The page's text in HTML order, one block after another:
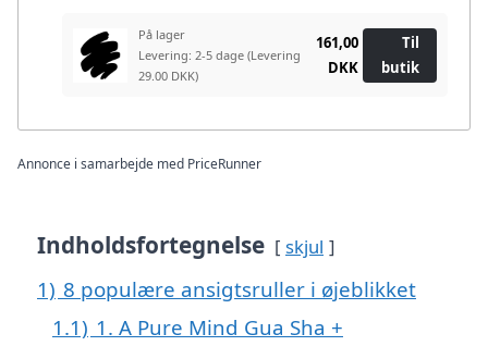
På lager
Levering: 2-5 dage (Levering
29.00 DKK)
161,00
DKK
Til
butik
Annonce i samarbejde med PriceRunner
Indholdsfortegnelse skjul
1) 8 populære ansigtsruller i øjeblikket
1.1) 1. A Pure Mind Gua Sha +